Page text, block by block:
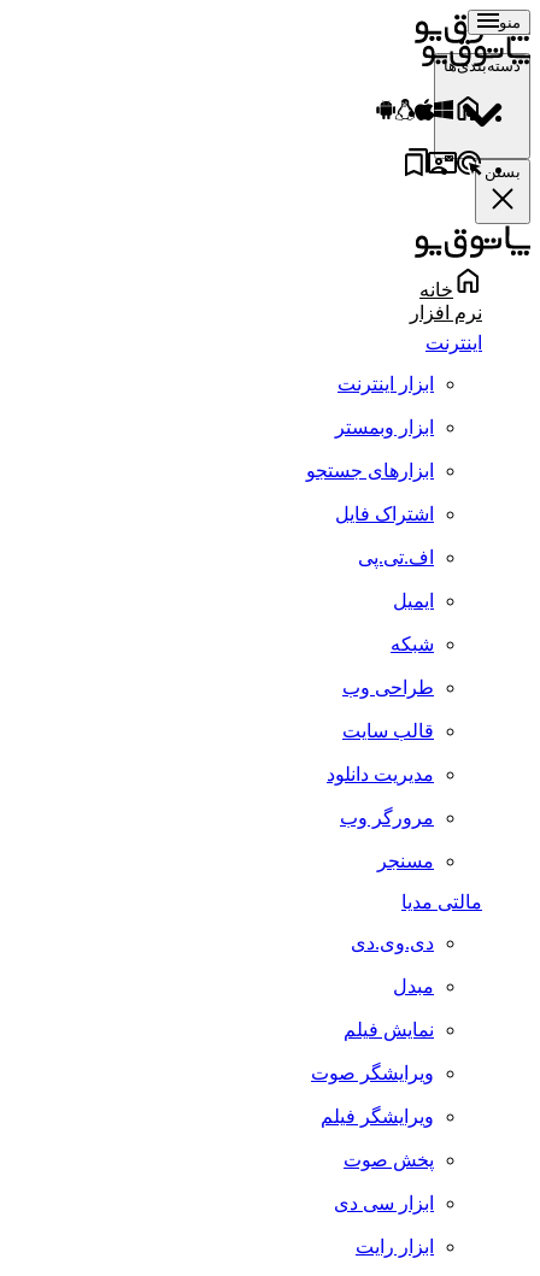
منو
دسته‌بندی‌ها
بستن
خانه
نرم افزار
اینترنت
ابزار اینترنت
ابزار وبمستر
ابزارهای جستجو
اشتراک فایل
اف.تی.پی
ایمیل
شبکه
طراحی وب
قالب سایت
مدیریت دانلود
مرورگر وب
مسنجر
مالتی مدیا
دی.وی.دی
مبدل
نمایش فیلم
ویرایشگر صوت
ویرایشگر فیلم
پخش صوت
ابزار سی دی
ابزار رایت